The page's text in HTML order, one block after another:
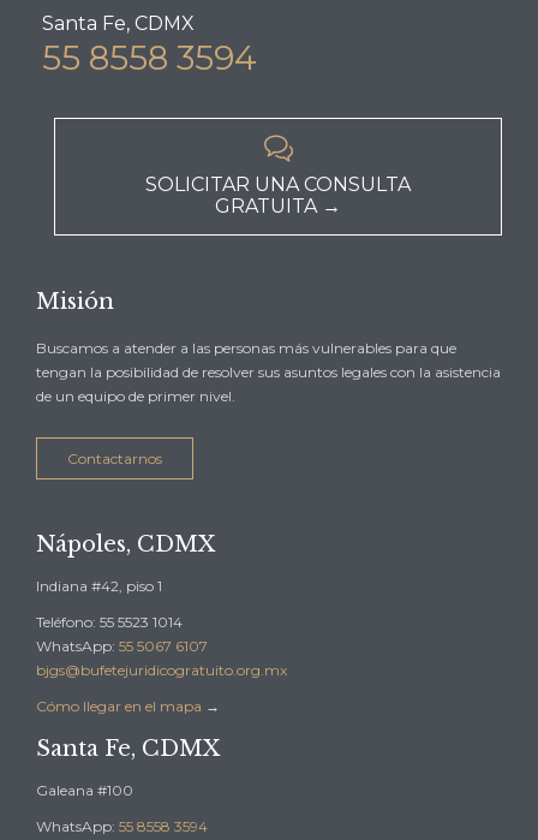
Santa Fe, CDMX
55 8558 3594

SOLICITAR UNA CONSULTA
GRATUITA →
Misión
Buscamos a atender a las personas más vulnerables para que
tengan la posibilidad de resolver sus asuntos legales con la asistencia
de un equipo de primer nivel.
Contactarnos
Nápoles, CDMX
Indiana #42, piso 1
Teléfono: 55 5523 1014
WhatsApp: 55 5067 6107
bjgs@bufetejuridicogratuito.org.mx
Cómo llegar en el mapa →
Santa Fe, CDMX
Galeana #100
WhatsApp: 55 8558 3594